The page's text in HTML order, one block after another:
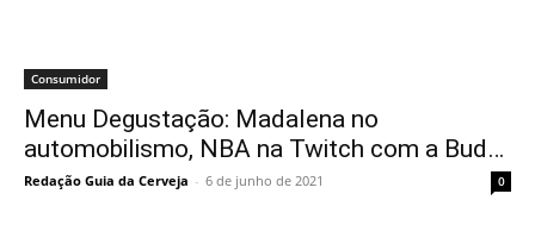
Consumidor
Menu Degustação: Madalena no
automobilismo, NBA na Twitch com a Bud…
Redação Guia da Cerveja - 6 de junho de 2021 0